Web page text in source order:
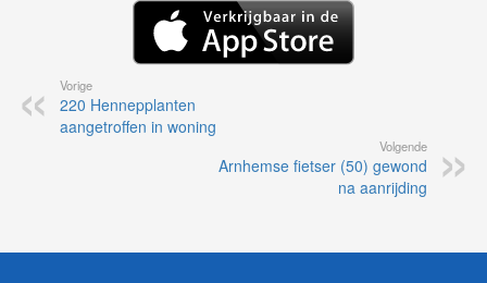
Vorige
220 Hennepplanten
aangetroffen in woning
Volgende
Arnhemse fietser (50) gewond
na aanrijding